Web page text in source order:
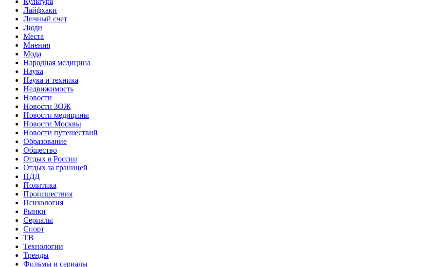
Лайфхаки
Личный счет
Люди
Места
Мнения
Мода
Народная медицина
Наука
Наука и техника
Недвижимость
Новости
Новости ЗОЖ
Новости медицины
Новости Москвы
Новости путешествий
Образование
Общество
Отдых в России
Отдых за границей
ПДД
Политика
Происшествия
Психология
Рынки
Сериалы
Спорт
ТВ
Технологии
Тренды
Фильмы и сериалы